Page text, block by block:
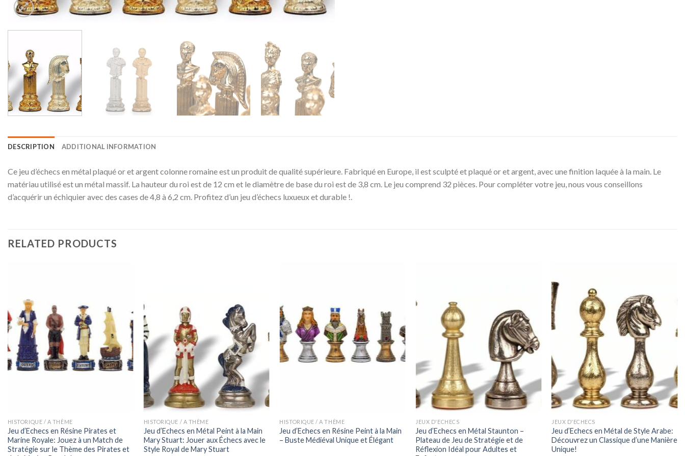
DESCRIPTION ADDITIONAL INFORMATION
Ce jeu d’échecs en métal plaqué or et argent colonne romaine est un produit de qualité supérieure. Fabriqué en Europe, il est sculpté et plaqué or et argent, avec une finition laquée à la main. Le
matériau utilisé est un métal massif. La hauteur du roi est de 12 cm et le diamètre de base du roi est de 3,8 cm. Le jeu comprend 32 pièces. Pour compléter votre jeu, nous vous conseillons
d’acquérir un échiquier avec des cases de 4,8 à 6,2 cm. Profitez d’un jeu d’échecs luxueux et durable !.
RELATED PRODUCTS
HISTORIQUE / A THÈME
Jeu d’Echecs en Résine Pirates et
Marine Royale: Jouez à un Match de
Stratégie sur le Thème des Pirates et
HISTORIQUE / A THÈME
Jeu d’Echecs en Métal Peint à la Main
Mary Stuart: Jouer aux Échecs avec le
Style Royal de Mary Stuart
HISTORIQUE / A THÈME
Jeu d’Echecs en Résine Peint à la Main
– Buste Médiéval Unique et Élégant
JEUX D'ECHECS
Jeu d’Echecs en Métal Staunton –
Plateau de Jeu de Stratégie et de
Réflexion Idéal pour Adultes et
JEUX D'ECHECS
Jeu d’Echecs en Métal de Style Arabe:
Découvrez un Classique d’une Manière
Unique!